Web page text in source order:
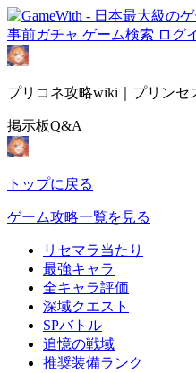
事前ガチャ ゲーム検索 ログ
プリコネ攻略wiki｜プリンセ
掲示板Q&A
トップに戻る
ゲーム攻略一覧を見る
リセマラ当たり
最強キャラ
全キャラ評価
深域クエスト
SPバトル
追憶の戦域
推奨装備ランク